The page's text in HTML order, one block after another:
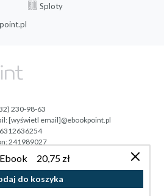
Ebook 20,75 zł
do koszyka
Sploty
230-98-63
[wyświetl email]@ebookpoint.pl
241989027